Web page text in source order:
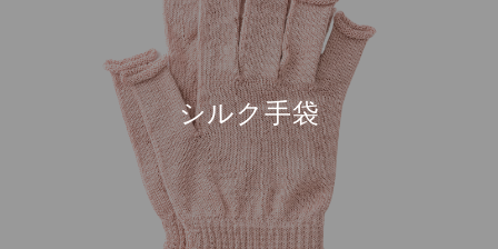
シルク手袋